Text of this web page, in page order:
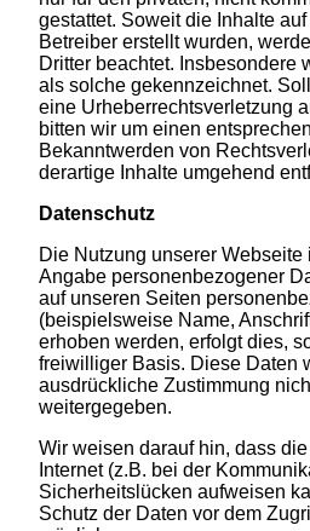
gestattet. Soweit die Inhalte
Betreiber erstellt wurden,
Dritter beachtet. Insbesondere
als solche gekennzeichnet.
eine Urheberrechtsverletzung
bitten wir um einen
Bekanntwerden von
derartige Inhalte umgehend
Datenschutz
Die Nutzung unserer
Angabe personenbezogener
auf unseren Seiten
(beispielsweise Name,
erhoben werden, erfolgt dies,
freiwilliger Basis. Diese Daten
ausdrückliche Zustimmung
weitergegeben.
Wir weisen darauf hin, dass
Internet (z.B. bei der
Sicherheitslücken aufweisen
Schutz der Daten vor dem